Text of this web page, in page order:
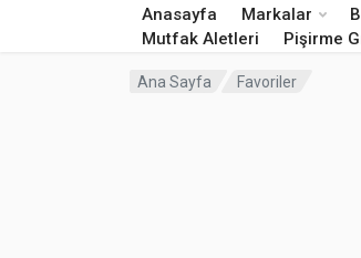
Anasayfa Markalar
Mutfak Aletleri
Pişirme
Ana Sayfa Favoriler